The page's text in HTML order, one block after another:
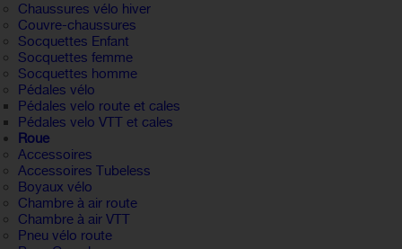
Chaussures vélo hiver
Couvre-chaussures
Socquettes Enfant
Socquettes femme
Socquettes homme
Pédales vélo
Pédales velo route et cales
Pédales velo VTT et cales
Roue
Accessoires
Accessoires Tubeless
Boyaux vélo
Chambre à air route
Chambre à air VTT
Pneu vélo route